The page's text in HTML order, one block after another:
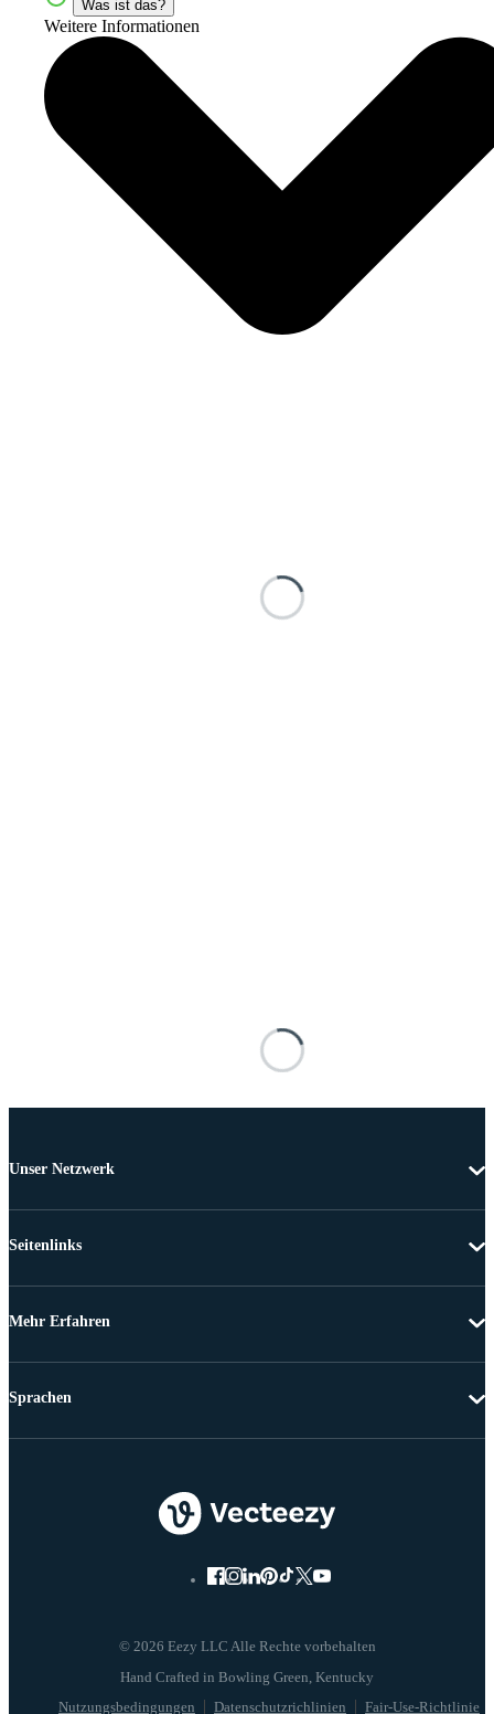
Was ist das?
Weitere Informationen
Unser Netzwerk
Seitenlinks
Mehr Erfahren
© 2026 Eezy LLC Alle Rechte vorbehalten
Nutzungsbedingungen Datenschutzrichlinien Fair-Use-Richtlinie
Sprachen